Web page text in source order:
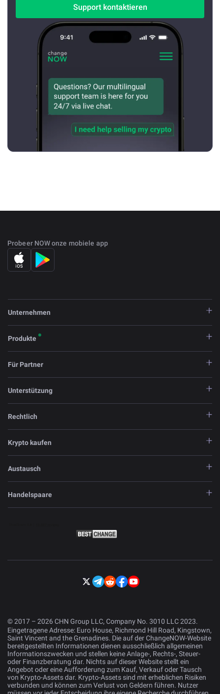
Support kontaktieren
Probeer NOW onze mobiele app
Unternehmen
Produkte
Für Partner
Unterstützung
Rechtlich
Krypto kaufen
Austausch
Handelspaare
© 2017 – 2026 CHN Group LLC, Company No. 3010 LLC 2023.
Eingetragene Adresse: Euro House, Richmond Hill Road, Kingstown,
Saint Vincent and the Grenadines. Die auf der ChangeNOW-Website
bereitgestellten Informationen dienen ausschließlich allgemeinen
Informationszwecken und stellen keine Anlage-, Rechts-, Steuer-
oder Finanzberatung dar. Nichts auf dieser Website stellt ein
Angebot oder eine Aufforderung zum Kauf, Verkauf oder Tausch
von Krypto-Assets dar. Krypto-Assets sind mit erheblichen Risiken
verbunden und können zum Verlust von Geldern führen. Nutzer